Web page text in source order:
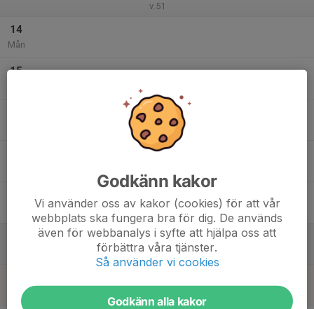
v.51
14
Mån
15
Sön
Godkänn kakor
Vi använder oss av kakor (cookies) för att vår
webbplats ska fungera bra för dig. De används
även för webbanalys i syfte att hjälpa oss att
förbättra våra tjänster.
Så använder vi cookies
Godkänn alla kakor